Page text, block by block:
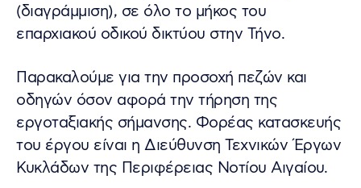
(διαγράμμιση), σε όλο το μήκος του
επαρχιακού οδικού δικτύου στην Τήνο.
Παρακαλούμε για την προσοχή πεζών και
οδηγών όσον αφορά την τήρηση της
εργοταξιακής σήμανσης. Φορέας κατασκευής
του έργου είναι η Διεύθυνση Τεχνικών Έργων
Κυκλάδων της Περιφέρειας Νοτίου Αιγαίου.